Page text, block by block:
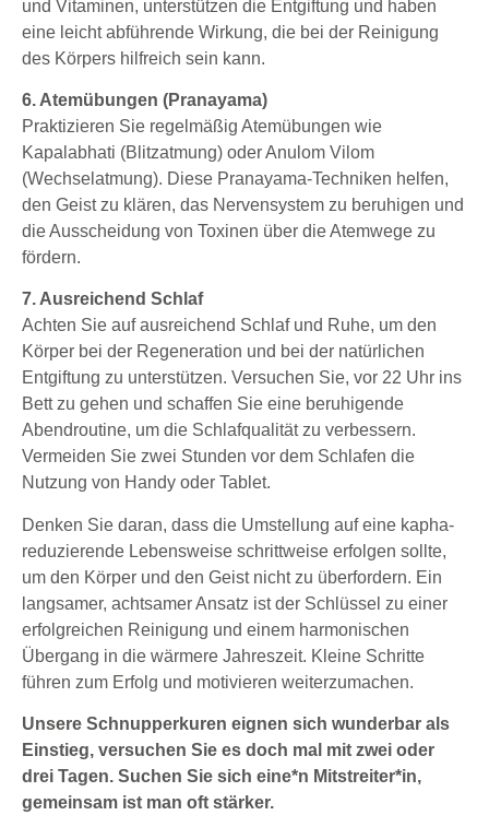
und Vitaminen, unterstützen die Entgiftung und haben
eine leicht abführende Wirkung, die bei der Reinigung
des Körpers hilfreich sein kann.
6. Atemübungen (Pranayama)
Praktizieren Sie regelmäßig Atemübungen wie
Kapalabhati (Blitzatmung) oder Anulom Vilom
(Wechselatmung). Diese Pranayama-Techniken helfen,
den Geist zu klären, das Nervensystem zu beruhigen und
die Ausscheidung von Toxinen über die Atemwege zu
fördern.
7. Ausreichend Schlaf
Achten Sie auf ausreichend Schlaf und Ruhe, um den
Körper bei der Regeneration und bei der natürlichen
Entgiftung zu unterstützen. Versuchen Sie, vor 22 Uhr ins
Bett zu gehen und schaffen Sie eine beruhigende
Abendroutine, um die Schlafqualität zu verbessern.
Vermeiden Sie zwei Stunden vor dem Schlafen die
Nutzung von Handy oder Tablet.
Denken Sie daran, dass die Umstellung auf eine kapha-
reduzierende Lebensweise schrittweise erfolgen sollte,
um den Körper und den Geist nicht zu überfordern. Ein
langsamer, achtsamer Ansatz ist der Schlüssel zu einer
erfolgreichen Reinigung und einem harmonischen
Übergang in die wärmere Jahreszeit. Kleine Schritte
führen zum Erfolg und motivieren weiterzumachen.
Unsere Schnupperkuren eignen sich wunderbar als
Einstieg, versuchen Sie es doch mal mit zwei oder
drei Tagen. Suchen Sie sich eine*n Mitstreiter*in,
gemeinsam ist man oft stärker.